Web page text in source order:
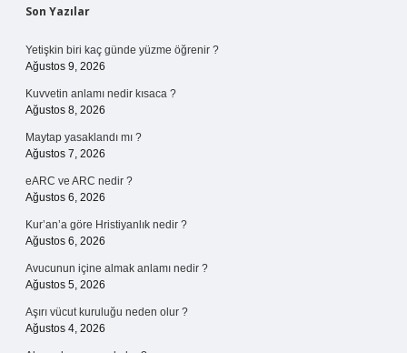
Sidebar
Son Yazılar
Yetişkin biri kaç günde yüzme öğrenir ?
Ağustos 9, 2026
Kuvvetin anlamı nedir kısaca ?
Ağustos 8, 2026
Maytap yasaklandı mı ?
Ağustos 7, 2026
eARC ve ARC nedir ?
Ağustos 6, 2026
Kur’an’a göre Hristiyanlık nedir ?
Ağustos 6, 2026
Avucunun içine almak anlamı nedir ?
Ağustos 5, 2026
Aşırı vücut kuruluğu neden olur ?
Ağustos 4, 2026